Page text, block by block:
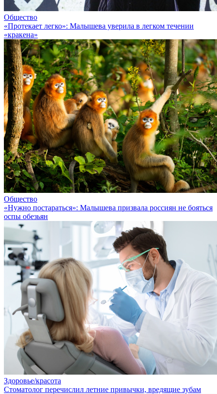
Общество
«Протекает легко»: Малышева уверила в легком течении
«кракена»
Общество
«Нужно постараться»: Малышева призвала россиян не бояться
оспы обезьян
Здоровье/красота
Стоматолог перечислил летние привычки, вредящие зубам